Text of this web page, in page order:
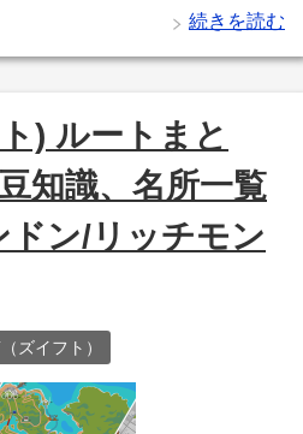
続きを読む
) ルートまと
知識、名所一覧
ン/リッチモン
ズイフト）